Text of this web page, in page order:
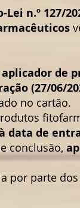
Lei n.º 127/
de
(27/06/
no cartão.
data de
conclusão,
por parte